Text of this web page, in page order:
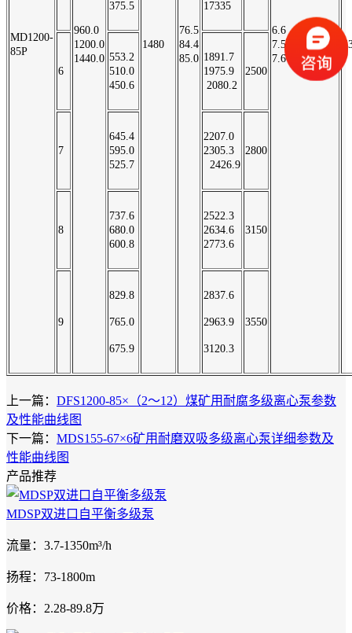
MD1200-
85P
960.0
1200.0
1440.0
1480
76.5
84.4
85.0
6.6
7.5
7.6
375.5 17335
6
553.2
510.0
450.6
1891.7
1975.9
2080.2
2500
7
645.4
595.0
525.7
2207.0
2305.3
2426.9
2800
8
737.6
680.0
600.8
2522.3
2634.6
2773.6
3150
9
829.8
765.0
675.9
2837.6
2963.9
3120.3
3550
上一篇： DFS1200-85×（2～12）煤矿用耐腐多级离心泵参数
及性能曲线图
下一篇： MDS155-67×6矿用耐磨双吸多级离心泵详细参数及
性能曲线图
产品推荐
MDSP双进口自平衡多级泵
流量：3.7-1350m³/h
扬程：73-1800m
价格：2.28-89.8万